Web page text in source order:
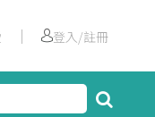
｜ 登入/註冊